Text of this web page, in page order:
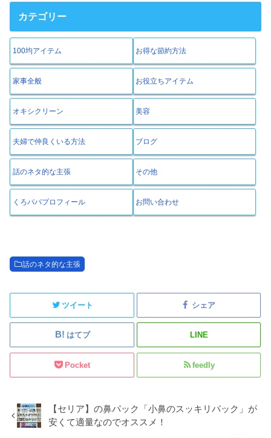
カテゴリー
100均アイテム お得な節約方法
家事全般 お役立ちアイテム
オキシクリーン 美容
夫婦で仲良くいる方法 ブログ
話のネタ的な主張 その他
くろパパプロフィール お問い合わせ
話のネタ的な主張
ツイート シェア
はてブ LINE
Pocket feedly
【セリア】の鼻パック「小鼻のスッキリパック」が
安くて適量なのでオススメ！